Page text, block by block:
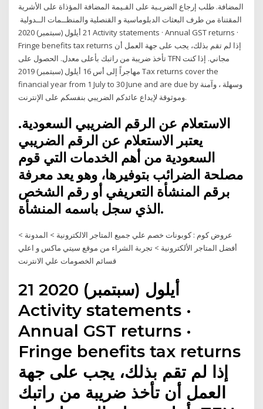
المضافة. طلب إرجاع الضريـبة على القـيمة المضافة المؤذاة على الأشرية
المقتناة من طرف البعثات الدبلوماسية و القنصلية والمنظــمات الــدولية
21 أيلول (سبتمبر) 2020 Activity statements · Annual GST returns ·
Fringe benefits tax returns إذا لم تقم بذلك، يجب على جهة العمل أن
تأخذ ضريبة من راتبك بأعلى معدل. الحصول على TFN مجاني. إذا كنت
مهاجراً إلى أس 16 أيلول (سبتمبر) 2019 Tax returns cover the
financial year from 1 July to 30 June and are due by وسهلة ، وآمنة
وموثوقة لإيداع عائدكم الضريبي بنفسكم على الإنترنت.
الاستعلام عن الرقم الضريبي السعودية.
يعتبر الاستعلام عن الرقم الضريبي
السعودية من أهم الخدمات التي قوم
مصلحة الضرائب بتوفيرها، وهو يعد معرفة
برقم المنشأة التعريفي أو رقم الشخص
الذي سجل باسمه المنشأة.
عروض كوم : كوبونات خصم علي جميع المتاجر الالكترونية > المدونة >
أفضل المتاجر الألكترونية > تجربة الشراء من موقع سيتي ماكس و اعلي
قسائم الخصومات علي الانترنت
21 أيلول (سبتمبر) 2020
Activity statements ·
Annual GST returns ·
Fringe benefits tax returns
إذا لم تقم بذلك، يجب على جهة
العمل أن تأخذ ضريبة من راتبك